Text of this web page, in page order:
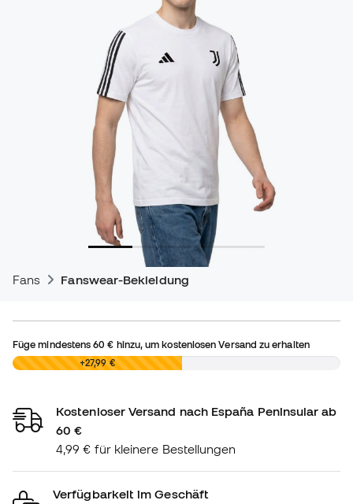
Fans Fanswear-Bekleidung
Füge mindestens60 € hinzu, um kostenlosen Versand zu erhalten
0,00 € +27,99 €
Kostenloser Versand nach España Peninsular ab
60 €
4,99 € für kleinere Bestellungen
Verfügbarkeit im Geschäft